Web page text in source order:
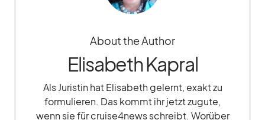
About the Author
Elisabeth Kapral
Als Juristin hat Elisabeth gelernt, exakt zu
formulieren. Das kommt ihr jetzt zugute,
wenn sie für cruise4news schreibt. Worüber